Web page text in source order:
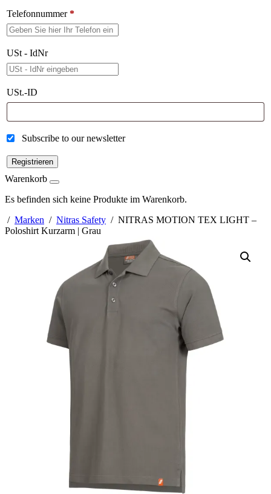
Telefonnummer*
USt - IdNr
USt.-ID
Subscribe to our newsletter
Registrieren
Warenkorb
Es befinden sich keine Produkte im Warenkorb.
/ Marken / Nitras Safety / NITRAS MOTION TEX LIGHT –
Poloshirt Kurzarm | Grau